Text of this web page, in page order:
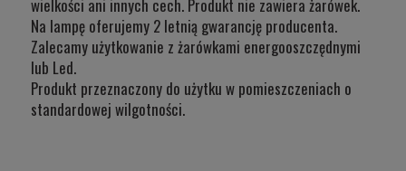
wielkości ani innych cech. Produkt nie zawiera żarówek.
Na lampę oferujemy 2 letnią gwarancję producenta.
Zalecamy użytkowanie z żarówkami energooszczędnymi
lub Led.
Produkt przeznaczony do użytku w pomieszczeniach o
standardowej wilgotności.